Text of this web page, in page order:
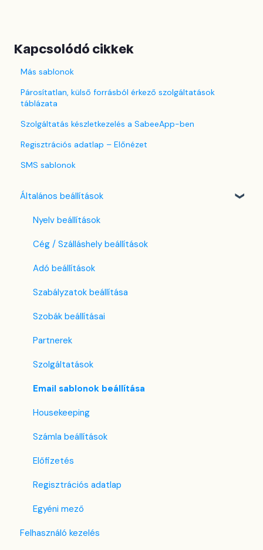
Kapcsolódó cikkek
Más sablonok
Párosítatlan, külső forrásból érkező szolgáltatások
táblázata
Szolgáltatás készletkezelés a SabeeApp-ben
Regisztrációs adatlap – Előnézet
SMS sablonok
Általános beállítások
Nyelv beállítások
Cég / Szálláshely beállítások
Adó beállítások
Szabályzatok beállítása
Szobák beállításai
Partnerek
Szolgáltatások
Email sablonok beállítása
Housekeeping
Számla beállítások
Előfizetés
Regisztrációs adatlap
Egyéni mező
Felhasználó kezelés